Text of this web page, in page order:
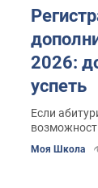
2026:
успеть
Если
Моя Школа